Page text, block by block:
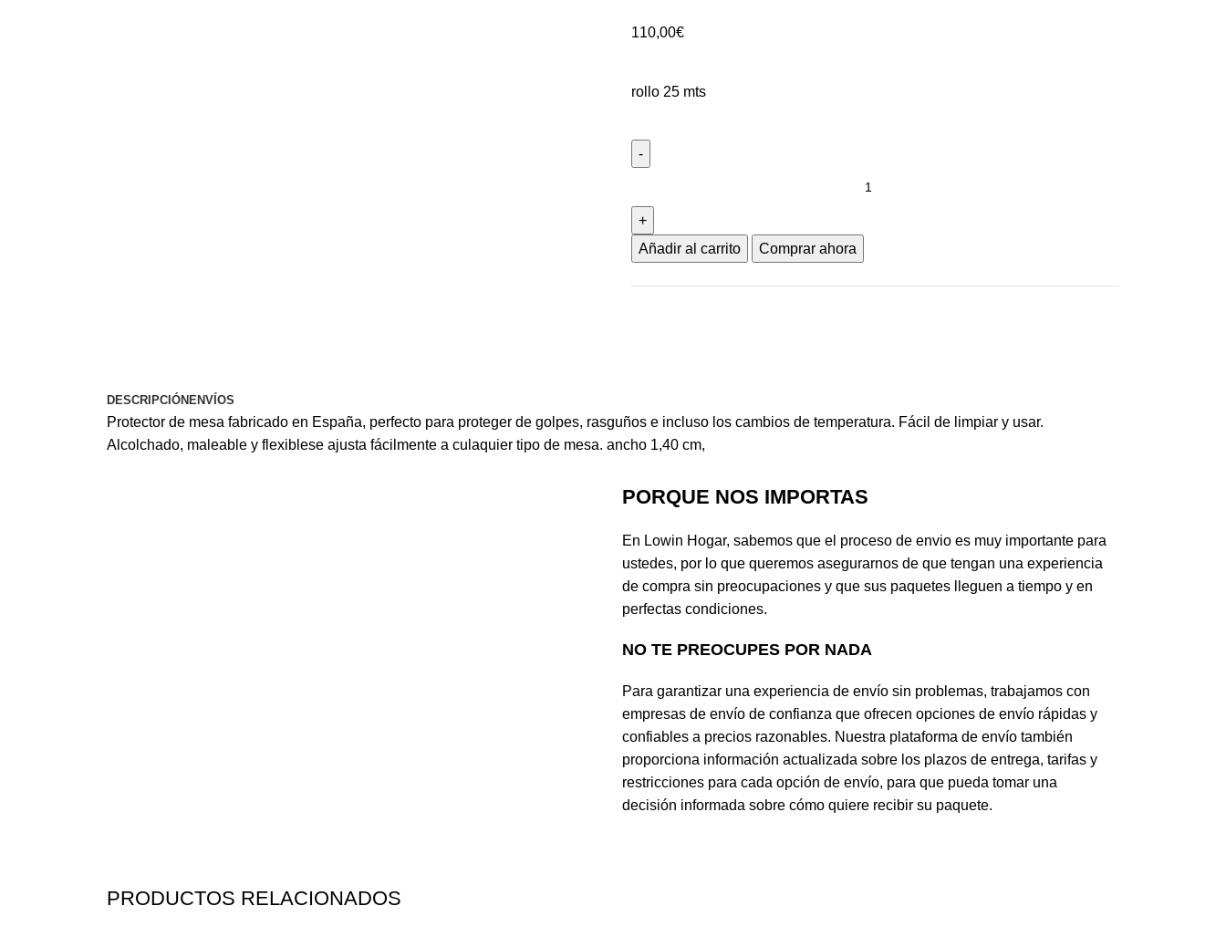
110,00€
rollo 25 mts
Añadir al carrito Comprar ahora
DESCRIPCIÓNENVÍOS
Protector de mesa fabricado en España, perfecto para proteger de golpes, rasguños e incluso los cambios de temperatura. Fácil de limpiar y usar.
Alcolchado, maleable y flexiblese ajusta fácilmente a culaquier tipo de mesa. ancho 1,40 cm,
PORQUE NOS IMPORTAS
En Lowin Hogar, sabemos que el proceso de envio es muy importante para
ustedes, por lo que queremos asegurarnos de que tengan una experiencia
de compra sin preocupaciones y que sus paquetes lleguen a tiempo y en
perfectas condiciones.
NO TE PREOCUPES POR NADA
Para garantizar una experiencia de envío sin problemas, trabajamos con
empresas de envío de confianza que ofrecen opciones de envío rápidas y
confiables a precios razonables. Nuestra plataforma de envío también
proporciona información actualizada sobre los plazos de entrega, tarifas y
restricciones para cada opción de envío, para que pueda tomar una
decisión informada sobre cómo quiere recibir su paquete.
PRODUCTOS RELACIONADOS